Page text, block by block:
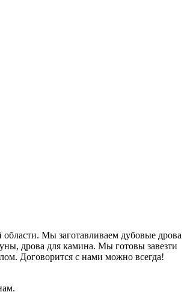
Мы заготавливаем дубовые дрова
дрова для камина. Мы готовы завезти
Договорится с нами можно всегда!